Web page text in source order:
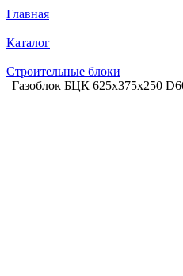
Главная
Каталог
Строительные блоки
Газоблок БЦК 625х375х250